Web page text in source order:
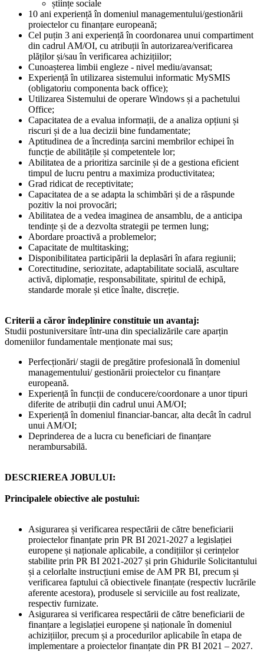
științe sociale
10 ani experiență în domeniul managementului/gestionării
proiectelor cu finanțare europeană;
Cel puțin 3 ani experiență în coordonarea unui compartiment
din cadrul AM/OI, cu atribuții în autorizarea/verificarea
plăților și/sau în verificarea achizițiilor;
Cunoașterea limbii engleze - nivel mediu/avansat;
Experiență în utilizarea sistemului informatic MySMIS
(obligatoriu componenta back office);
Utilizarea Sistemului de operare Windows și a pachetului
Office;
Capacitatea de a evalua informații, de a analiza opțiuni și
riscuri și de a lua decizii bine fundamentate;
Aptitudinea de a încredința sarcini membrilor echipei în
funcție de abilitățile și competentele lor;
Abilitatea de a prioritiza sarcinile și de a gestiona eficient
timpul de lucru pentru a maximiza productivitatea;
Grad ridicat de receptivitate;
Capacitatea de a se adapta la schimbări și de a răspunde
pozitiv la noi provocări;
Abilitatea de a vedea imaginea de ansamblu, de a anticipa
tendințe și de a dezvolta strategii pe termen lung;
Abordare proactivă a problemelor;
Capacitate de multitasking;
Disponibilitatea participării la deplasări în afara regiunii;
Corectitudine, seriozitate, adaptabilitate socială, ascultare
activă, diplomație, responsabilitate, spiritul de echipă,
standarde morale și etice înalte, discreție.
Criterii a căror îndeplinire constituie un avantaj:
Studii postuniversitare într-una din specializările care aparțin
domeniilor fundamentale menționate mai sus;
Perfecționări/ stagii de pregătire profesională în domeniul
managementului/ gestionării proiectelor cu finanțare
europeană.
Experiență în funcții de conducere/coordonare a unor tipuri
diferite de atribuții din cadrul unui AM/OI;
Experiență în domeniul financiar-bancar, alta decât în cadrul
unui AM/OI;
Deprinderea de a lucra cu beneficiari de finanțare
nerambursabilă.
DESCRIEREA JOBULUI:
Principalele obiective ale postului:
Asigurarea și verificarea respectării de către beneficiarii
proiectelor finanțate prin PR BI 2021-2027 a legislației
europene și naționale aplicabile, a condițiilor și cerințelor
stabilite prin PR BI 2021-2027 și prin Ghidurile Solicitantului
și a celorlalte instrucțiuni emise de AM PR BI, precum și
verificarea faptului că obiectivele finanțate (respectiv lucrările
aferente acestora), produsele si serviciile au fost realizate,
respectiv furnizate.
Asigurarea si verificarea respectării de către beneficiarii de
finanțare a legislației europene și naționale în domeniul
achizițiilor, precum și a procedurilor aplicabile în etapa de
implementare a proiectelor finanțate din PR BI 2021 – 2027.